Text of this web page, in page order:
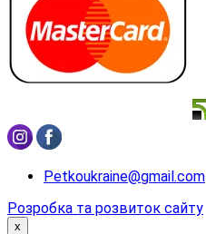
Petkoukraine@gmail.com
Розробка та розвиток сайту
x